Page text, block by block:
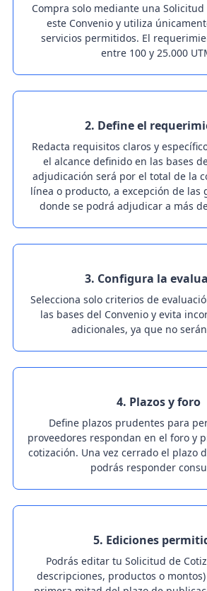
Compra solo mediante una Solicitud
este Convenio y utiliza
servicios permitidos. El
entre 100 y 25.000
2. Define el
Redacta requisitos claros y
el alcance definido en las bases
adjudicación será por el total de la
línea o producto, a excepción de las
donde se podrá adjudicar a más
3. Configura la
Selecciona solo criterios de
las bases del Convenio y evita
adicionales, ya que no
4. Plazos y foro
Define plazos prudentes para
proveedores respondan en el foro y
cotización. Una vez cerrado el plazo
podrás responder
5. Ediciones
Podrás editar tu Solicitud de
descripciones, productos o